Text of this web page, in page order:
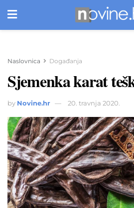
Naslovnica Događanja
Sjemenka karat
by Novine.hr 20. travnja 2020.